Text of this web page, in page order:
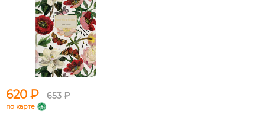
620 ₽ 653 ₽
по карте